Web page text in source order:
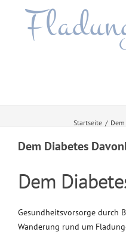
Startseite /
Dem Diabetes
Dem
Gesundheitsvorsorge durch
Wanderung rund um